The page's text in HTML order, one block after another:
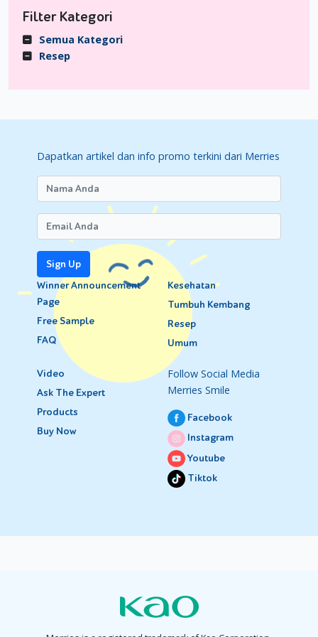
Filter Kategori
Semua Kategori
Resep
Dapatkan artikel dan info promo terkini dari Merries
Sign Up
Winner Announcement
Page
Free Sample
FAQ
Kesehatan
Tumbuh Kembang
Resep
Umum
Video
Ask The Expert
Products
Buy Now
Follow Social Media
Merries Smile
Facebook
Instagram
Youtube
Tiktok